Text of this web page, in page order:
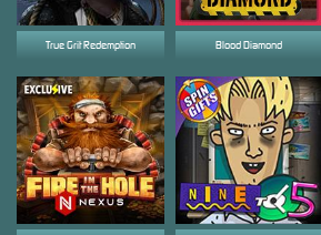
Blood Diamond
True Grit Redemption